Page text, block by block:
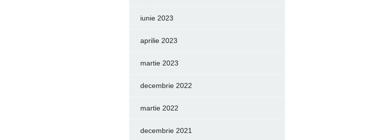
iunie 2023
aprilie 2023
martie 2023
decembrie 2022
martie 2022
decembrie 2021